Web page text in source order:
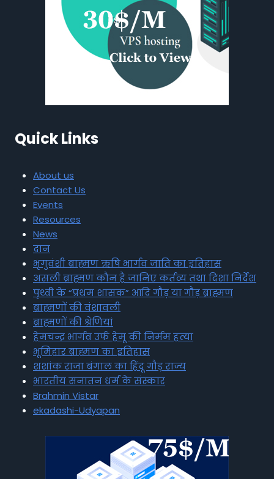
Quick Links
About us
Contact Us
Events
Resources
News
दान
भृगुवंशी ब्राह्मण ऋषि भार्गव जाति का इतिहास
असली ब्राह्मण कौन है जानिए कर्तव्य तथा दिशा निर्देश
पृथ्वी के “प्रथम शासक” आदि गौड़ या गौड़ ब्राह्मण
ब्राह्मणों की वंशावली
ब्राह्मणों की श्रेणियां
हेमचन्द्र भार्गव उर्फ हेमू की निर्मम हत्या
भूमिहार ब्राह्मण का इतिहास
शशांक राजा बंगाल का हिंदू गौड़ राज्य
भारतीय सनातन धर्म के संस्कार
Brahmin Vistar
ekadashi-Udyapan